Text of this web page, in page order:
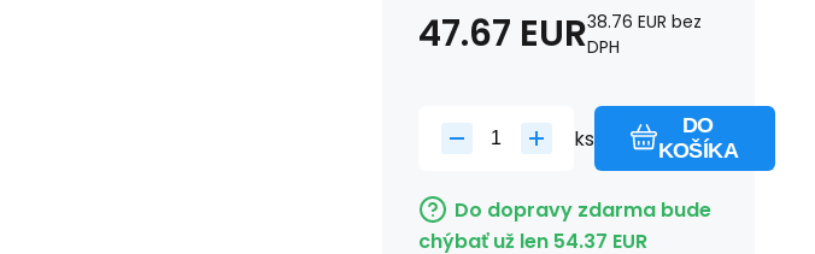
47.67 EUR38.76 EUR bez
DPH
ks
DO
KOŠÍKA
Do dopravy zdarma bude
chýbať už len 54.37 EUR